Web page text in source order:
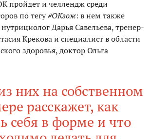
пройдет и челлендж среди
по тегу#ОКзож: в нем также
Дарья Савельева, тренер-
Крекова и специалист в области
здоровья, доктор Ольга
них на собственном
расскажет, как
себя в форме и что